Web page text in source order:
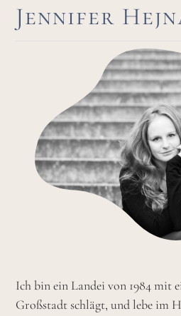
Jennifer
Ich bin ein Landei von 1984 mit
Großstadt schlägt, und lebe im